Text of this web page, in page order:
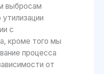
выбросам
с
кроме того мы
процесса
от